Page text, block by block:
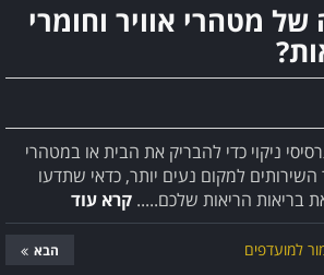
מטהרי אוויר וחומרי
ניקוי כדי להבריק את הבית או במטהרי
השירותים למקום נעים יותר, כדאי שתדעו
בריאות הריאות שלכם..... קרא עוד
למועדפים הבא